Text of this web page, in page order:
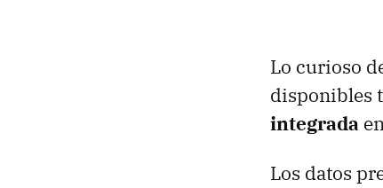
Lo curioso
disponibles
integrada
Los datos